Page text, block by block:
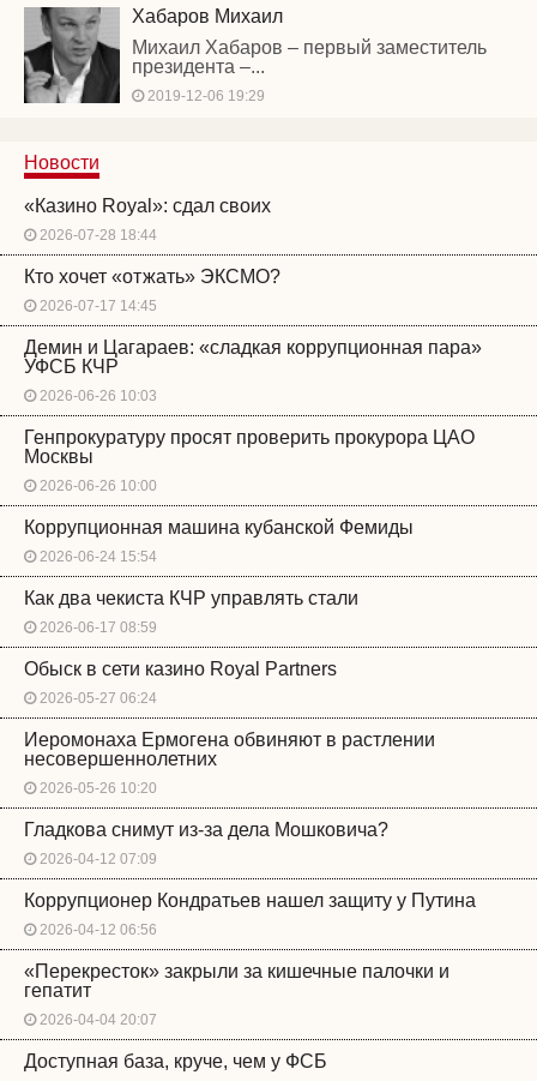
Хабаров Михаил
Михаил Хабаров – первый заместитель
президента –...
2019-12-06 19:29
Новости
«Казино Royal»: сдал своих
2026-07-28 18:44
Кто хочет «отжать» ЭКСМО?
2026-07-17 14:45
Демин и Цагараев: «сладкая коррупционная пара»
УФСБ КЧР
2026-06-26 10:03
Генпрокуратуру просят проверить прокурора ЦАО
Москвы
2026-06-26 10:00
Коррупционная машина кубанской Фемиды
2026-06-24 15:54
Как два чекиста КЧР управлять стали
2026-06-17 08:59
Обыск в сети казино Royal Partners
2026-05-27 06:24
Иеромонаха Ермогена обвиняют в растлении
несовершеннолетних
2026-05-26 10:20
Гладкова снимут из-за дела Мошковича?
2026-04-12 07:09
Коррупционер Кондратьев нашел защиту у Путина
2026-04-12 06:56
«Перекресток» закрыли за кишечные палочки и
гепатит
2026-04-04 20:07
Доступная база, круче, чем у ФСБ